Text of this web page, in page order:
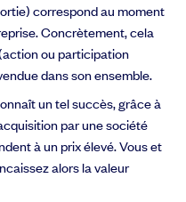
correspond au moment
Concrètement, cela
ou participation
dans son ensemble.
un tel succès, grâce à
par une société
à un prix élevé. Vous et
alors la valeur